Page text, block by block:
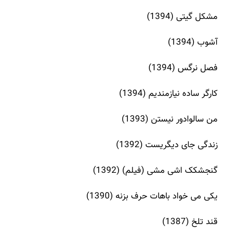
مشکل گیتی (1394)
آشوب (1394)
فصل نرگس (1394)
کارگر ساده نیازمندیم (1394)
من سالوادور نیستن (1393)
زندگی جای دیگریست (1392)
گنجشکک اشی مشی (فیلم) (1392)
یکی می خواد باهات حرف بزنه (1390)
قند تلخ (1387)